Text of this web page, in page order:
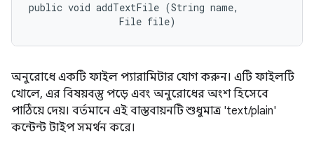
public void addTextFile (String name,
                File file)
অনুরোধে একটি ফাইল প্যারামিটার যোগ করুন। এটি ফাইলটি
খোলে, এর বিষয়বস্তু পড়ে এবং অনুরোধের অংশ হিসেবে
পাঠিয়ে দেয়। বর্তমানে এই বাস্তবায়নটি শুধুমাত্র 'text/plain'
কন্টেন্ট টাইপ সমর্থন করে।